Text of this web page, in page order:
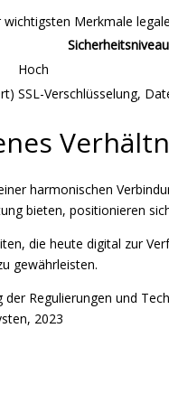
wichtigsten Merkmale
Sicherheitsniveau
Hoch
SSL-Verschlüsselung,
harmonischen
bieten, positionieren
die heute digital zur
gewährleisten.
Regulierungen und
2023